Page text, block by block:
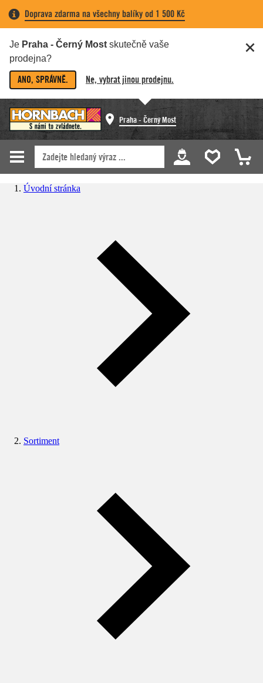
Doprava zdarma na všechny balíky od 1 500 Kč
Je Praha - Černý Most skutečně vaše
prodejna?
ANO, SPRÁVNĚ. Ne, vybrat jinou prodejnu.
Praha - Černý Most
Úvodní stránka
Sortiment